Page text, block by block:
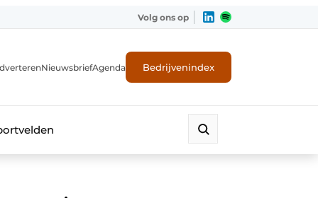
Volg ons op
NieuwsbriefAgenda Bedrijvenindex